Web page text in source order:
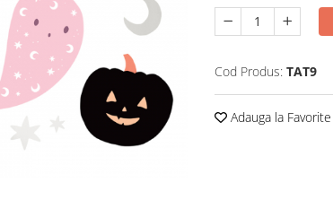
Cod Produs: TAT9
Adauga la Favorite